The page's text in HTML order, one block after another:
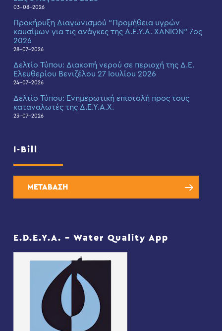
03-08-2026
Προκήρυξη Διαγωνισμού “Προμήθεια υγρών
καυσίμων για τις ανάγκες της Δ.Ε.Υ.Α. ΧΑΝΙΩΝ” 7ος
2026
28-07-2026
Δελτίο Τύπου: Διακοπή νερού σε περιοχή της Δ.Ε.
Ελευθερίου Βενιζέλου 27 Ιουλίου 2026
24-07-2026
Δελτίο Τύπου: Eνημερωτική επιστολή προς τους
καταναλωτές της Δ.Ε.Υ.Α.Χ.
23-07-2026
I-Bill
ΜΕΤΑΒΑΣΗ
E.D.E.Y.A. – Water Quality App